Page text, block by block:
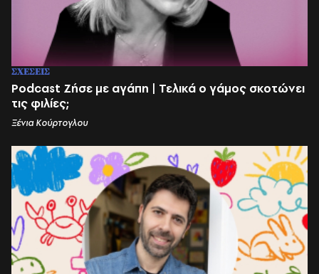
ΣΧΕΣΕΙΣ
Podcast Ζήσε με αγάπη | Τελικά ο γάμος σκοτώνει
τις φιλίες;
Ξένια Κούρτογλου